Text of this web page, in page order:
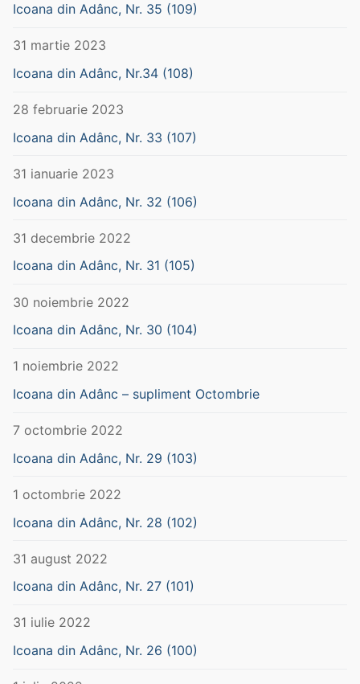
Icoana din Adânc, Nr. 35 (109)
31 martie 2023
Icoana din Adânc, Nr.34 (108)
28 februarie 2023
Icoana din Adânc, Nr. 33 (107)
31 ianuarie 2023
Icoana din Adânc, Nr. 32 (106)
31 decembrie 2022
Icoana din Adânc, Nr. 31 (105)
30 noiembrie 2022
Icoana din Adânc, Nr. 30 (104)
1 noiembrie 2022
Icoana din Adânc – supliment Octombrie
7 octombrie 2022
Icoana din Adânc, Nr. 29 (103)
1 octombrie 2022
Icoana din Adânc, Nr. 28 (102)
31 august 2022
Icoana din Adânc, Nr. 27 (101)
31 iulie 2022
Icoana din Adânc, Nr. 26 (100)